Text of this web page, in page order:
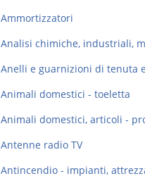
Ammortizzatori
Analisi chimiche, industriali,
Anelli e guarnizioni di tenuta
Animali domestici - toeletta
Animali domestici, articoli -
Antenne radio TV
Antincendio - impianti,